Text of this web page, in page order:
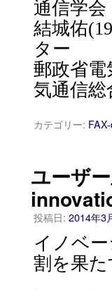
通信学会
結城佑
ター
郵政省電
気通信総
カテゴリー:
ユーザ
投稿日: 2014年3
イノベ
割を果た